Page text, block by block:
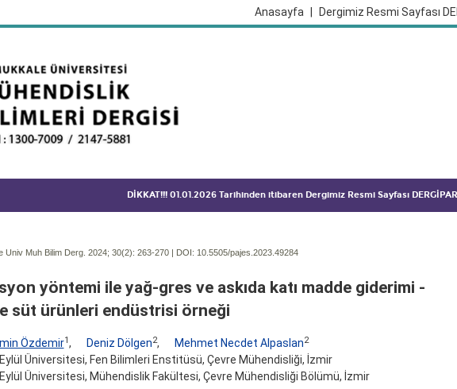
Dergimiz Resmi Sayfası
Anasayfa
DİKKAT!!! 01.01.2026 Tarihinden itibaren Dergimiz Resmi Sayfası
Univ Muh Bilim Derg. 2024; 30(2): 263-270 | DOI: 10.5505/pajes.2023.49284
yöntemi ile yağ-gres ve askıda katı madde giderimi -
süt ürünleri endüstrisi örneği
Özdemir1 , Deniz Dölgen2, Mehmet Necdet Alpaslan2
Üniversitesi, Fen Bilimleri Enstitüsü, Çevre Mühendisliği, İzmir
Üniversitesi, Mühendislik Fakültesi, Çevre Mühendisliği Bölümü, İzmir